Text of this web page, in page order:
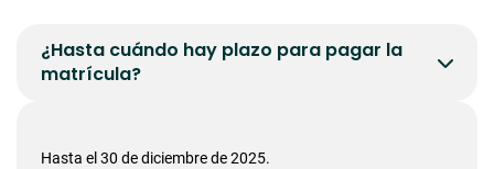
¿Hasta cuándo hay plazo para pagar la
matrícula?
Hasta el 30 de diciembre de 2025.